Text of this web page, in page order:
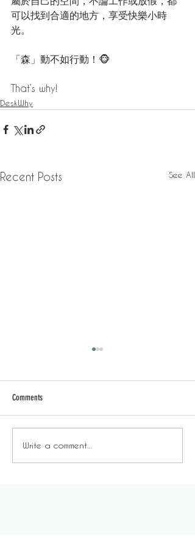
可以找到合適的地方，享受快樂小時
光。
「森」動不如行動！🐵
That’s why!
DeskWhy
Recent Posts See All
DeskWhy - 「返工是職責，放
工要有選擇」
Comments
Write a comment...